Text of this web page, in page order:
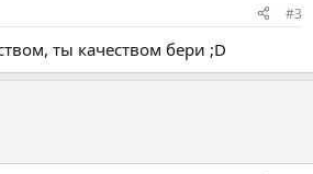
#3
ты качеством бери ;D